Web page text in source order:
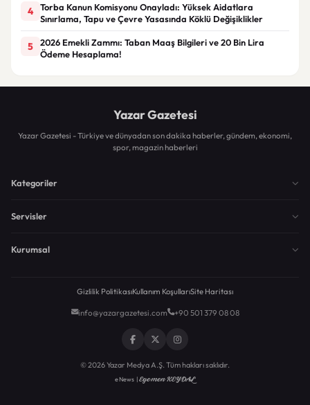
4
Torba Kanun Komisyonu Onayladı: Yüksek Aidatlara
Sınırlama, Tapu ve Çevre Yasasında Köklü Değişiklikler
5
2026 Emekli Zammı: Taban Maaş Bilgileri ve 20 Bin Lira
Ödeme Hesaplama!
Yazar Gazetesi
Yazar Gazetesi - Türkiye ve dünyadan son dakika haberler, gündem, ekonomi,
spor, magazin haberleri
Kategoriler
Servisler
Kurumsal
Gizlilik PolitikasıKullanım KoşullarıSite Haritası
info@yazargazetesi.com +90 501 379 08 08
© 2026 Yazar Medya A.Ş. Tüm hakları saklıdır.
eNews |Egemen KEYDAL